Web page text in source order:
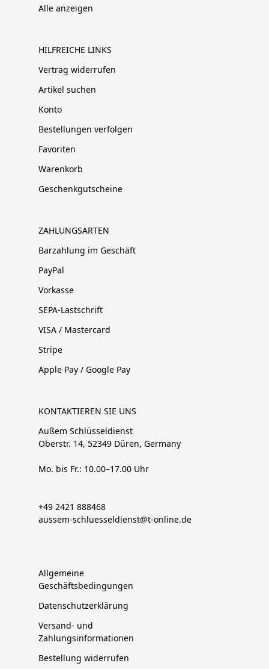
Alle anzeigen
HILFREICHE LINKS
Vertrag widerrufen
Artikel suchen
Konto
Bestellungen verfolgen
Favoriten
Warenkorb
Geschenkgutscheine
ZAHLUNGSARTEN
Barzahlung im Geschäft
PayPal
Vorkasse
SEPA-Lastschrift
VISA / Mastercard
Stripe
Apple Pay / Google Pay
KONTAKTIEREN SIE UNS
Außem Schlüsseldienst
Oberstr. 14, 52349 Düren, Germany
Mo. bis Fr.: 10.00–17.00 Uhr
+49 2421 888468
aussem-schluesseldienst@t-online.de
Allgemeine
Geschäftsbedingungen
Datenschutzerklärung
Versand- und
Zahlungsinformationen
Bestellung widerrufen